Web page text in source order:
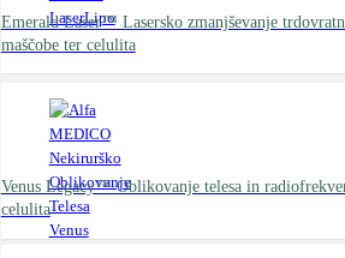
Emerald Laser™ Lasersko zmanjševanje
maščobe ter celulita
Venus Legacy™ Oblikovanje telesa in
celulita